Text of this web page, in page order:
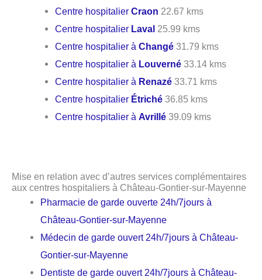
Centre hospitalierCraon 22.67 kms
Centre hospitalier Laval 25.99 kms
Centre hospitalier àChangé 31.79 kms
Centre hospitalier à Louverné 33.14 kms
Centre hospitalier à Renazé 33.71 kms
Centre hospitalier Étriché 36.85 kms
Centre hospitalier àAvrillé 39.09 kms
Mise en relation avec d’autres services complémentaires
aux centres hospitaliers à Château-Gontier-sur-Mayenne
Pharmacie de garde ouverte 24h/7jours à
Château-Gontier-sur-Mayenne
Médecin de garde ouvert 24h/7jours à Château-
Gontier-sur-Mayenne
Dentiste de garde ouvert 24h/7jours à Château-